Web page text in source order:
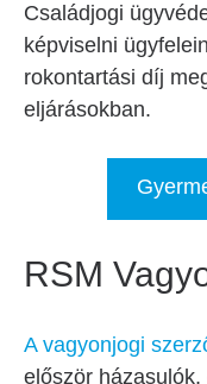
Családjogi
képviselni
rokontartási díj
eljárásokban.
RSM
A vagyonjogi
először